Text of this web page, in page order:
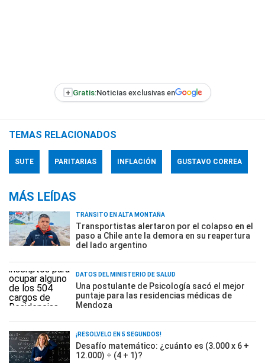
+ Gratis:Noticias exclusivas en
TEMAS RELACIONADOS
SUTE PARITARIAS INFLACIÓN GUSTAVO CORREA
MÁS LEÍDAS
TRÁNSITO EN ALTA MONTAÑA
Transportistas alertaron por el colapso en el
paso a Chile ante la demora en su reapertura
del lado argentino
DATOS DEL MINISTERIO DE SALUD
Una postulante de Psicología sacó el mejor
puntaje para las residencias médicas de
Mendoza
¡RESOLVELO EN 5 SEGUNDOS!
Desafío matemático: ¿cuánto es (3.000 x 6 +
12.000) ÷ (4 + 1)?